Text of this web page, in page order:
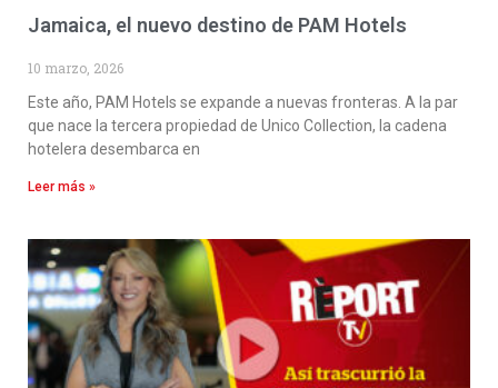
Jamaica, el nuevo destino de PAM Hotels
10 marzo, 2026
Este año, PAM Hotels se expande a nuevas fronteras. A la par
que nace la tercera propiedad de Unico Collection, la cadena
hotelera desembarca en
Leer más »